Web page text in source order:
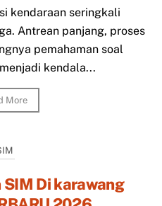
kendaraan seringkali
Antrean panjang, proses
pemahaman soal
kendala...
More
Di karawang